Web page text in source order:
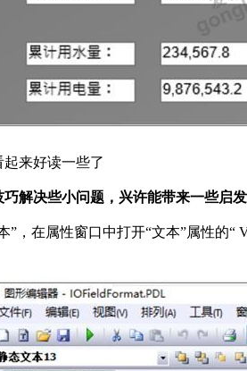
来好读一些了
解决些小问题，兴许能带来一些启
”，在属性窗口中打开“文本”属性的